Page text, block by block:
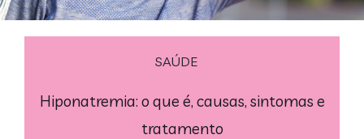
SAÚDE
Hiponatremia: o que é, causas, sintomas e
tratamento